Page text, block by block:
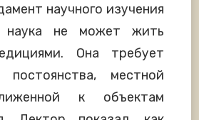
научного изучения
наука не может жить
Она требует
постоянства, местной
к объектам